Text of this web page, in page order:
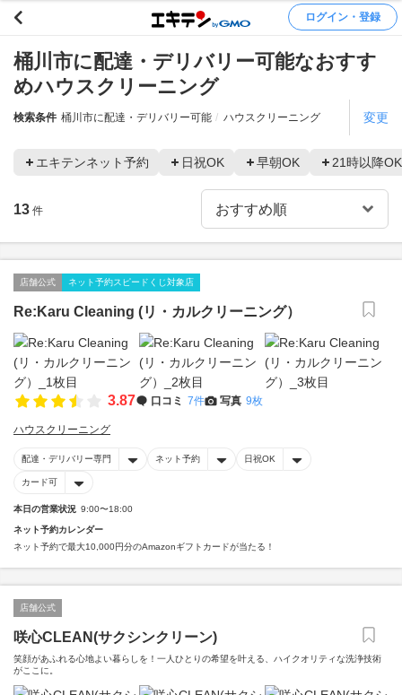
ログイン・登録
桶川市に配達・デリバリー可能なおすす
めハウスクリーニング
検索条件 桶川市に配達・デリバリー可能 ハウスクリーニング 変更
エキテンネット予約 日祝OK 早朝OK 21時以降OK
13 件
店舗公式 ネット予約スピードくじ対象店
Re:Karu Cleaning (リ・カルクリーニング）
3.87 口コミ 7件 写真 9枚
ハウスクリーニング
配達・デリバリー専門 ネット予約 日祝OK
カード可
本日の営業状況 9:00〜18:00
ネット予約カレンダー
ネット予約で最大10,000円分のAmazonギフトカードが当たる！
店舗公式
咲心CLEAN(サクシンクリーン)
笑顔があふれる心地よい暮らしを！一人ひとりの希望を叶える、ハイクオリティな洗浄技術
がここに。